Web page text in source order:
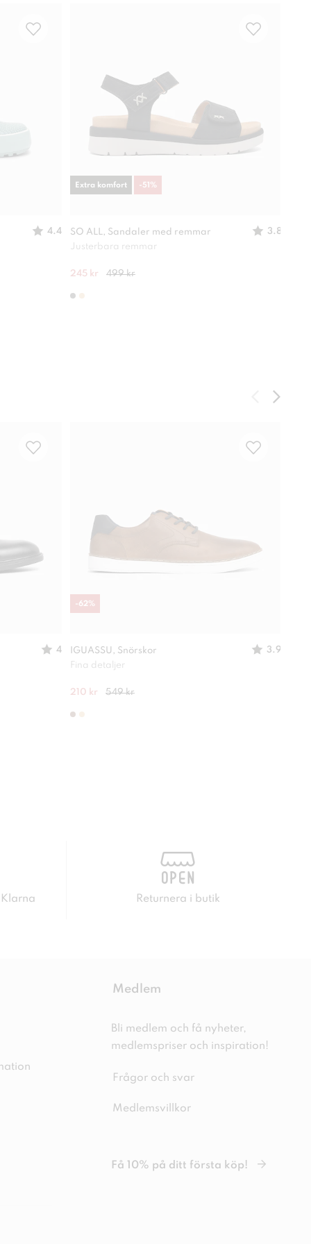
4.4 SO ALL, Sandaler med remmar
3.8
Justerbara remmar
245 kr 499 kr
Extra komfort -51 %
4 IGUASSU, Snörskor
3.9
Fina detaljer
210 kr 549 kr
-62%
Returnera i butik
Medlem
Bli medlem och få nyheter,
medlemspriser och inspiration!
Frågor och svar
Medlemsvillkor
Få 10% på ditt första köp!